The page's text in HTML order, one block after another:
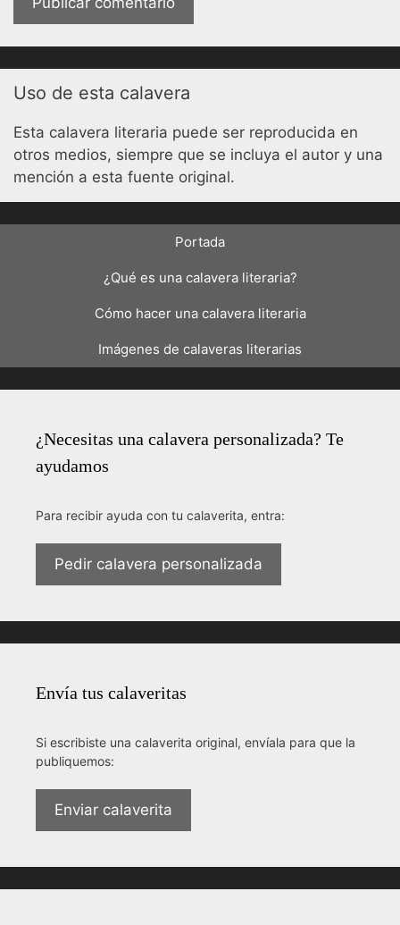
Uso de esta calavera
Esta calavera literaria puede ser reproducida en
otros medios, siempre que se incluya el autor y una
mención a esta fuente original.
Portada
¿Qué es una calavera literaria?
Cómo hacer una calavera literaria
Imágenes de calaveras literarias
¿Necesitas una calavera personalizada? Te
ayudamos
Para recibir ayuda con tu calaverita, entra:
Pedir calavera personalizada
Envía tus calaveritas
Si escribiste una calaverita original, envíala para que la
publiquemos:
Enviar calaverita